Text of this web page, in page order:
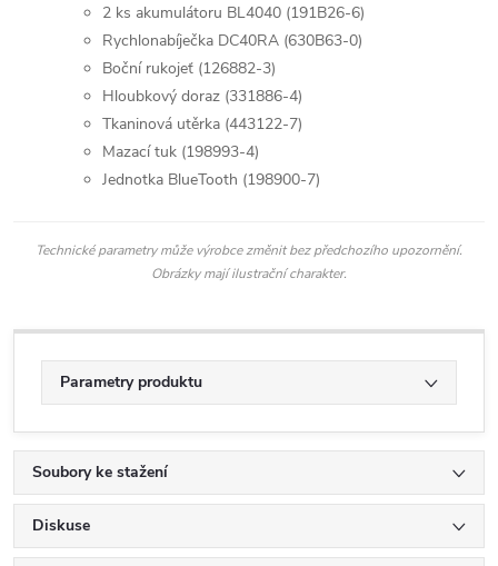
2 ks akumulátoru BL4040 (191B26-6)
Rychlonabíječka DC40RA (630B63-0)
Boční rukojeť (126882-3)
Hloubkový doraz (331886-4)
Tkaninová utěrka (443122-7)
Mazací tuk (198993-4)
Jednotka BlueTooth (198900-7)
Technické parametry může výrobce změnit bez předchozího upozornění.
Obrázky mají ilustrační charakter.
Parametry produktu
Soubory ke stažení
Diskuse